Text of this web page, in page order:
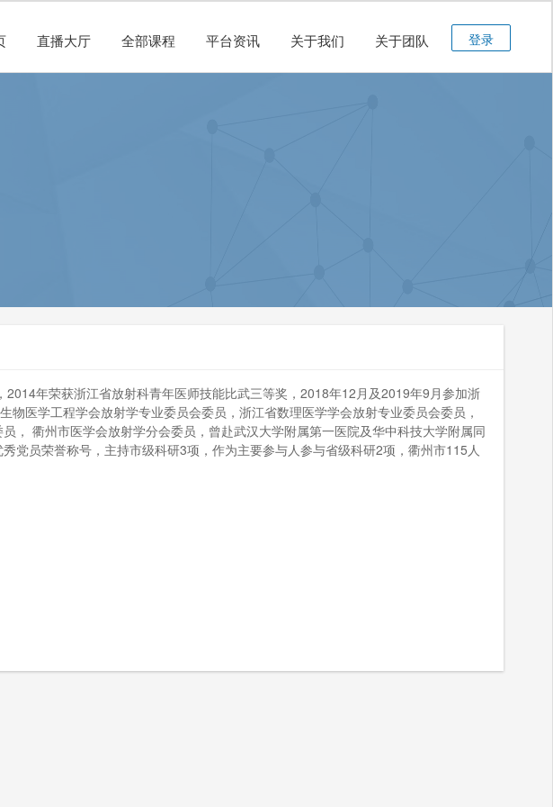
直播大厅 全部课程 平台资讯 关于我们 关于团队 登录
年荣获浙江省放射科青年医师技能比武三等奖，2018年12月及2019年9月参加浙
医学工程学会放射学专业委员会委员，浙江省数理医学学会放射专业委员会委员，
， 衢州市医学会放射学分会委员，曾赴武汉大学附属第一医院及华中科技大学附属同
党员荣誉称号，主持市级科研3项，作为主要参与人参与省级科研2项，衢州市115人